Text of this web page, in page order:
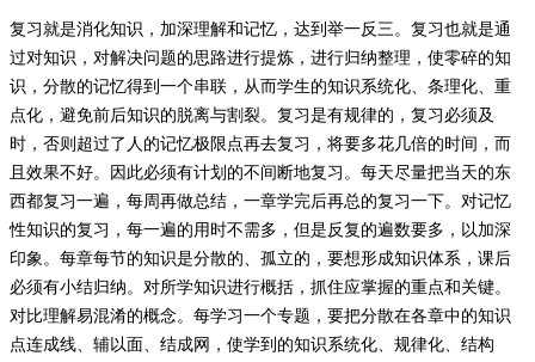
复习就是消化知识，加深理解和记忆，达到举一反三。复习也就是通
过对知识，对解决问题的思路进行提炼，进行归纳整理，使零碎的知
识，分散的记忆得到一个串联，从而学生的知识系统化、条理化、重
点化，避免前后知识的脱离与割裂。复习是有规律的，复习必须及
时，否则超过了人的记忆极限点再去复习，将要多花几倍的时间，而
且效果不好。因此必须有计划的不间断地复习。每天尽量把当天的东
西都复习一遍，每周再做总结，一章学完后再总的复习一下。对记忆
性知识的复习，每一遍的用时不需多，但是反复的遍数要多，以加深
印象。每章每节的知识是分散的、孤立的，要想形成知识体系，课后
必须有小结归纳。对所学知识进行概括，抓住应掌握的重点和关键。
对比理解易混淆的概念。每学习一个专题，要把分散在各章中的知识
点连成线、辅以面、结成网，使学到的知识系统化、规律化、结构